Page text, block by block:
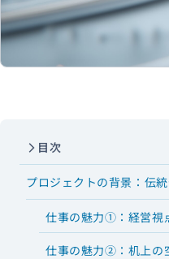
目次
プロジェクトの背景：伝
仕事の魅力①：経営視
仕事の魅力②：机上の